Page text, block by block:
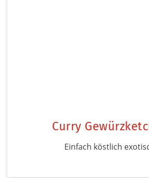
Curry
Einfach köstlich